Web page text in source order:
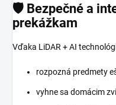
🛡️ Bezpečné a
prekážkam
Vďaka LiDAR + AI
rozpozná predmety
vyhne sa domácim